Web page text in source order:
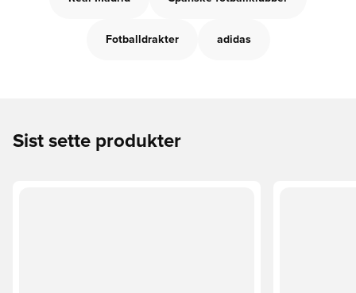
Fotballdrakter adidas
Sist sette produkter